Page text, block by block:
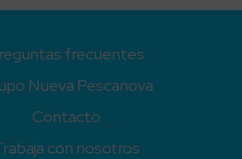
frecuentes
Nueva Pescanova
Contacto
con nosotros